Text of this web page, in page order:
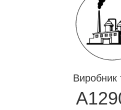
Виробник